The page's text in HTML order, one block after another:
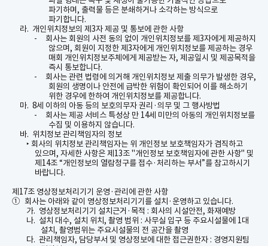
파기하며, 출력물 등은 분쇄하거나 소각하는 방식으로
파기합니다.
라. 개인위치정보의 제 3자 제공 및 통보에 관한 사항
-
회사는 회원의 사전 동의 없이 개인위치정보를 제 3자에게 제공하지
않으며, 회원이 지정한 제 3자에게 개인위치정보를 제공하는 경우
매회 개인위치정보주체에게 제공받는 자, 제공일시 및 제공목적을
즉시 통보합니다.
-
회사는 관련 법령에 의거해 개인위치정보 제출 의무가 발생한 경우,
회원의 생명이나 안전에 급박한 위험이 확인되어 이를 해소하기
위한 경우에 한하여 개인위치정보를 제공합니다.
마. 8세 이하의 아동 등의 보호의무자 권리 ·의무 및 그 행사방법
-
회사는 제공 서비스 특성상 만 14세 미만의 아동의 개인위치정보를
수집 및 이용하지 않습니다.
바. 위치정보 관리책임자의 정보
‣ 회사의 위치정보 관리책임자는 위 개인정보 보호책임자가 겸직하고
있으며, 자세한 사항은 제 13조"개인정보 보호책임자에 관한 사항" 및
제 14조“개인정보의 열람청구를 접수· 처리하는 부서”를참고하시기
바랍니다.
제 17조 영상정보처리기기 운영 ·관리에 관한 사항
① 회사는 아래와 같이 영상정보처리기기를 설치 · 운영하고 있습니다.
가. 영상정보처리기기 설치근거 · 목적 : 회사의 시설안전, 화재예방
나. 설치 대수, 설치 위치, 촬영 범위 : 사무실 입구 등 주요시설물에 1대
설치, 촬영범위는 주요시설물의 전 공간을 촬영
다. 관리책임자, 담당부서 및 영상정보에 대한 접근권한자 : 경영지원팀